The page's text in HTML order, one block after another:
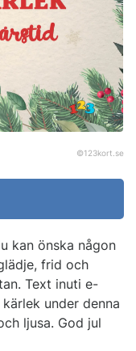
©123kort.se
kan önska någon
frid och
Text inuti e-
under denna
ljusa. God jul